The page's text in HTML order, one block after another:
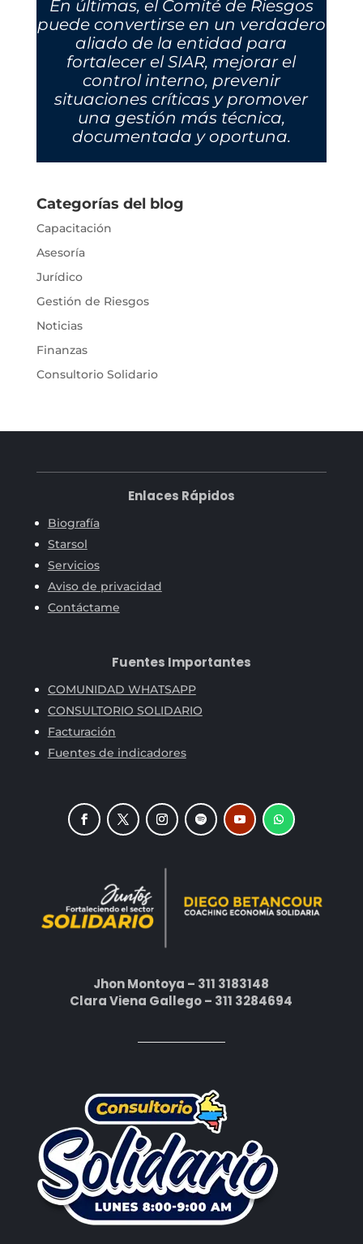
En últimas, el Comité de Riesgos
puede convertirse en un verdadero
aliado de la entidad para
fortalecer el SIAR, mejorar el
control interno, prevenir
situaciones críticas y promover
una gestión más técnica,
documentada y oportuna.
Categorías del blog
Capacitación
Asesoría
Jurídico
Gestión de Riesgos
Noticias
Finanzas
Consultorio Solidario
Enlaces Rápidos
Biografía
Starsol
Servicios
Aviso de privacidad
Contáctame
Fuentes Importantes
COMUNIDAD WHATSAPP
CONSULTORIO SOLIDARIO
Facturación
Fuentes de indicadores
Jhon Montoya – 311 3183148
Clara Viena Gallego – 311 3284694